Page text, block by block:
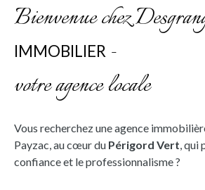
Bienvenue chez
IMMOBILIER -
votre agence locale
Vous recherchez une agence
Payzac, au cœur du Périgord Vert, qui
confiance et le professionnalisme ?